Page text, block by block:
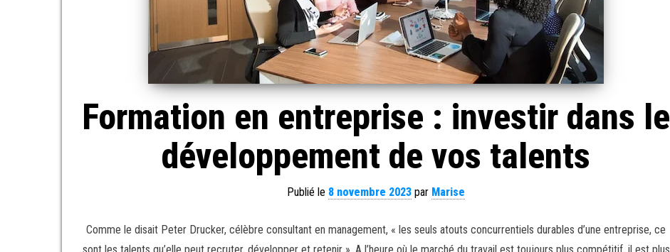
Formation en entreprise : investir dans le
développement de vos talents
Publié le 8 novembre 2023 par Marise
Comme le disait Peter Drucker, célèbre consultant en management, « les seuls atouts concurrentiels durables d’une entreprise, ce